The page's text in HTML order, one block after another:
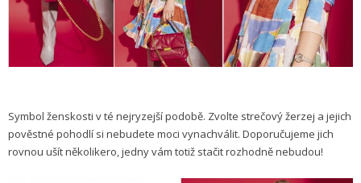
Symbol ženskosti v té nejryzejší podobě. Zvolte strečový žerzej a jejich
pověstné pohodlí si nebudete moci vynachválit. Doporučujeme jich
rovnou ušít několikero, jedny vám totiž stačit rozhodně nebudou!